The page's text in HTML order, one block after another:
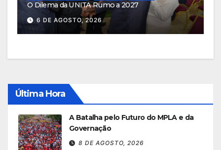
O Dilema da UNITA Rumo a 2027
6 DE AGOSTO, 2026
Última Hora
A Batalha pelo Futuro do MPLA e da
Governação
8 DE AGOSTO, 2026